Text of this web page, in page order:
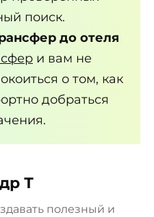
поиск.
до отеля
и вам не
о том, как
добраться
Т
полезный и